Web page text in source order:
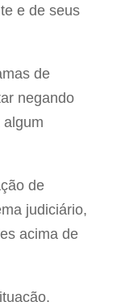
e de seus
de
negando
algum
de
judiciário,
acima de